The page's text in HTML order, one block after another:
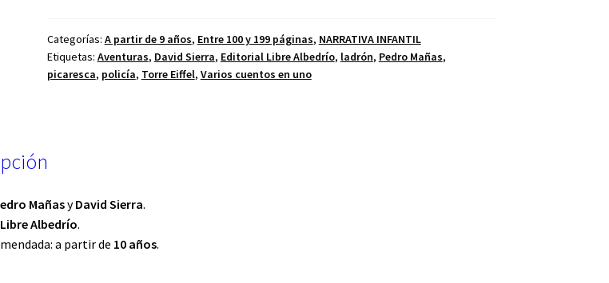
Categorías: A partir de 9 años, Entre 100 y 199 páginas, NARRATIVA INFANTIL
Etiquetas: Aventuras, David Sierra, Editorial Libre Albedrío, ladrón, Pedro Mañas,
picaresca, policía, Torre Eiffel, Varios cuentos en uno
MañasyDavid Sierra.
Libre Albedrío.
a partir de 10 años.